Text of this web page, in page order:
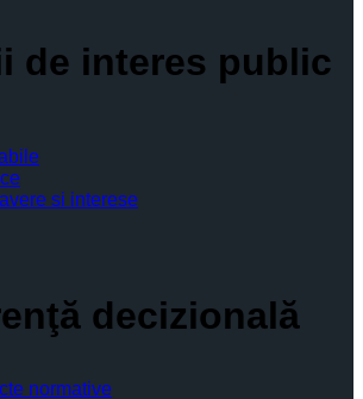
de interes public
si interese
decizională
normative